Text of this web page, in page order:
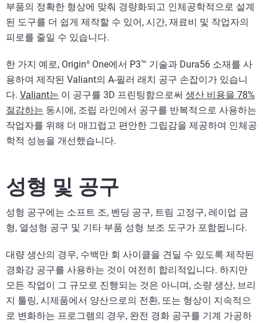
부품의 정확한 형상에 맞춰 경량화되고 인체공학적으로 설계
된 도구를 더 쉽게 제작할 수 있어, 시간, 재료비 및 작업자의
피로를 줄일 수 있습니다.
한 가지 예로, Origin® One에서 P3™ 기술과 Dura56 소재를 사
용하여 제작된 Valiant의 A-필러 래치 공구 손잡이가 있습니
다. Valiant는 이 공구를 3D 프린팅함으로써 생산 비용을 78%
절감하는 동시에, 조립 라인에서 공구를 반복적으로 사용하는
작업자를 위해 더 매끄럽고 편안한 그립감을 제공하여 인체공
학적 성능을 개선했습니다.
성형 및 공구
성형 공구에는 소프트 조, 벤딩 공구, 트림 고정구, 레이업 금
형, 열성형 공구 및 기타 부품 성형 보조 도구가 포함됩니다.
대량 생산의 경우, 수백만 회 사이클을 견딜 수 있도록 제작된
경화강 공구를 사용하는 것이 여전히 합리적입니다. 하지만
모든 작업이 그 규모로 진행되는 것은 아니며, 소량 생산, 브리
지 툴링, 시제품에서 양산으로의 전환, 또는 형상이 지속적으
로 변화하는 프로그램의 경우, 완전 경화 공구를 기계 가공하